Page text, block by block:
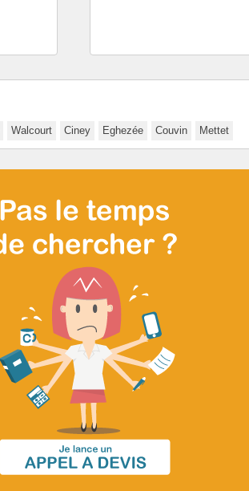
Walcourt Ciney Eghezée Couvin Mettet